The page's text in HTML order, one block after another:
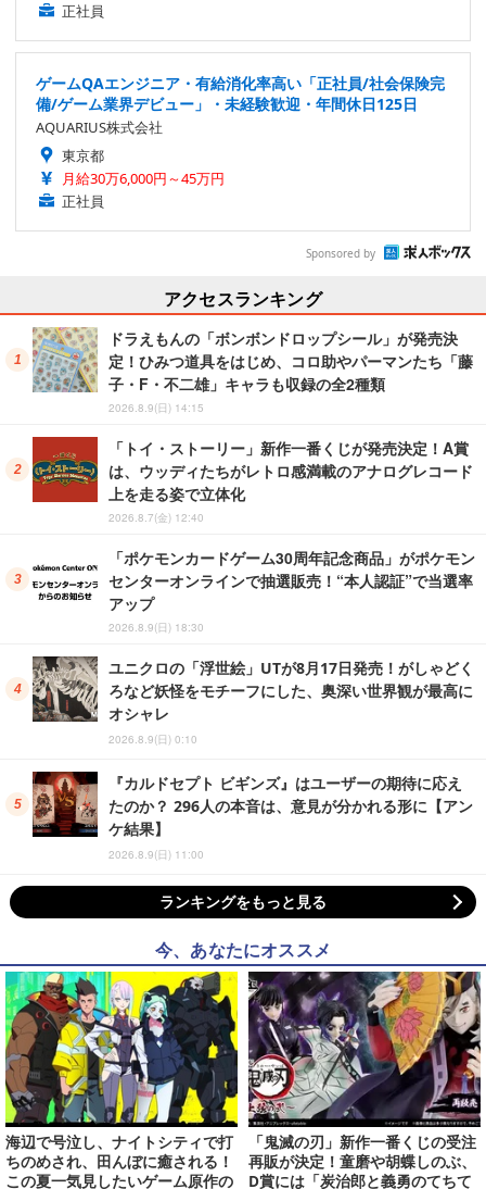
正社員
ゲームQAエンジニア・有給消化率高い「正社員/社会保険完
備/ゲーム業界デビュー」・未経験歓迎・年間休日125日
AQUARIUS株式会社
東京都
月給30万6,000円～45万円
正社員
Sponsored by
アクセスランキング
ドラえもんの「ボンボンドロップシール」が発売決
定！ひみつ道具をはじめ、コロ助やパーマンたち「藤
子・F・不二雄」キャラも収録の全2種類
2026.8.9(日) 14:15
「トイ・ストーリー」新作一番くじが発売決定！A賞
は、ウッディたちがレトロ感満載のアナログレコード
上を走る姿で立体化
2026.8.7(金) 12:40
「ポケモンカードゲーム30周年記念商品」がポケモン
センターオンラインで抽選販売！“本人認証”で当選率
アップ
2026.8.9(日) 18:30
ユニクロの「浮世絵」UTが8月17日発売！がしゃどく
ろなど妖怪をモチーフにした、奥深い世界観が最高に
オシャレ
2026.8.9(日) 0:10
『カルドセプト ビギンズ』はユーザーの期待に応え
たのか？ 296人の本音は、意見が分かれる形に【アン
ケ結果】
2026.8.9(日) 11:00
ランキングをもっと見る
今、あなたにオススメ
海辺で号泣し、ナイトシティで打
ちのめされ、田んぼに癒される！
この夏一気見したいゲーム原作の
「鬼滅の刃」新作一番くじの受注
再販が決定！童磨や胡蝶しのぶ、
D賞には「炭治郎と義勇のてちて